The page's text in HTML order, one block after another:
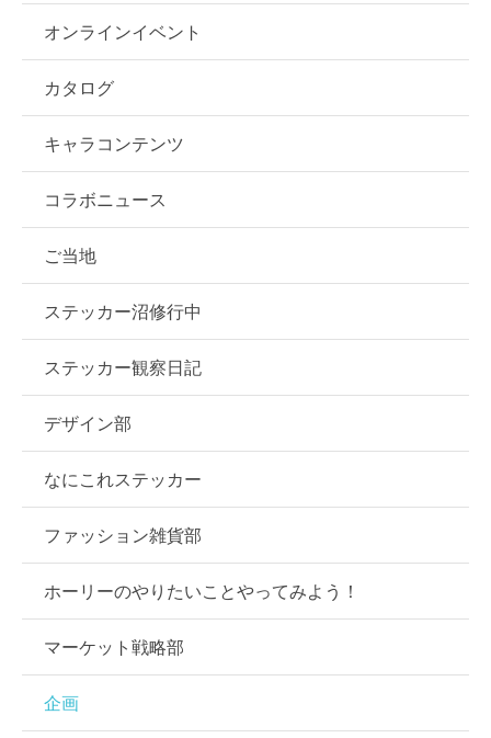
オンラインイベント
カタログ
キャラコンテンツ
コラボニュース
ご当地
ステッカー沼修行中
ステッカー観察日記
デザイン部
なにこれステッカー
ファッション雑貨部
ホーリーのやりたいことやってみよう！
マーケット戦略部
企画